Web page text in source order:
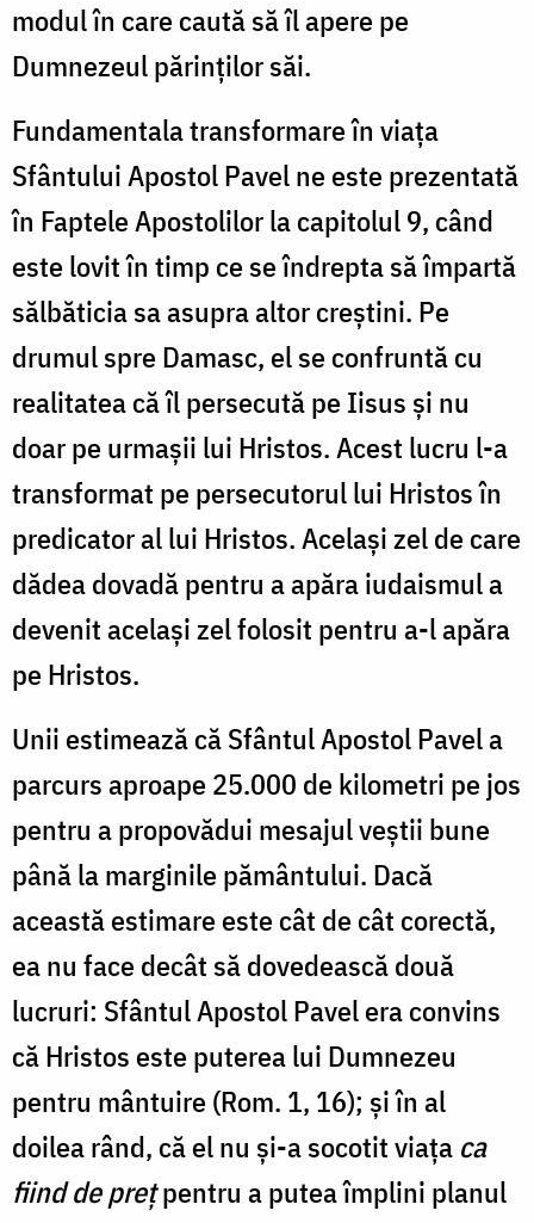
modul în care caută să îl apere pe
Dumnezeul părinților săi.
Fundamentala transformare în viața
Sfântului Apostol Pavel ne este prezentată
în Faptele Apostolilor la capitolul 9, când
este lovit în timp ce se îndrepta să împartă
sălbăticia sa asupra altor creștini. Pe
drumul spre Damasc, el se confruntă cu
realitatea că îl persecută pe Iisus și nu
doar pe urmașii lui Hristos. Acest lucru l-a
transformat pe persecutorul lui Hristos în
predicator al lui Hristos. Același zel de care
dădea dovadă pentru a apăra iudaismul a
devenit același zel folosit pentru a-l apăra
pe Hristos.
Unii estimează că Sfântul Apostol Pavel a
parcurs aproape 25.000 de kilometri pe jos
pentru a propovădui mesajul veștii bune
până la marginile pământului. Dacă
această estimare este cât de cât corectă,
ea nu face decât să dovedească două
lucruri: Sfântul Apostol Pavel era convins
că Hristos este puterea lui Dumnezeu
pentru mântuire (Rom. 1, 16); și în al
doilea rând, că el nu și-a socotit viața ca
fiind de prețpentru a putea împlini planul